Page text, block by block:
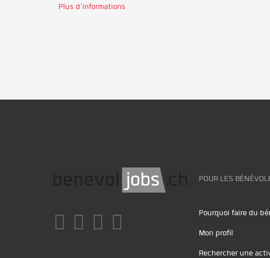
Plus d'informations
POUR LES
Pourquoi faire du
Mon profil
Rechercher une